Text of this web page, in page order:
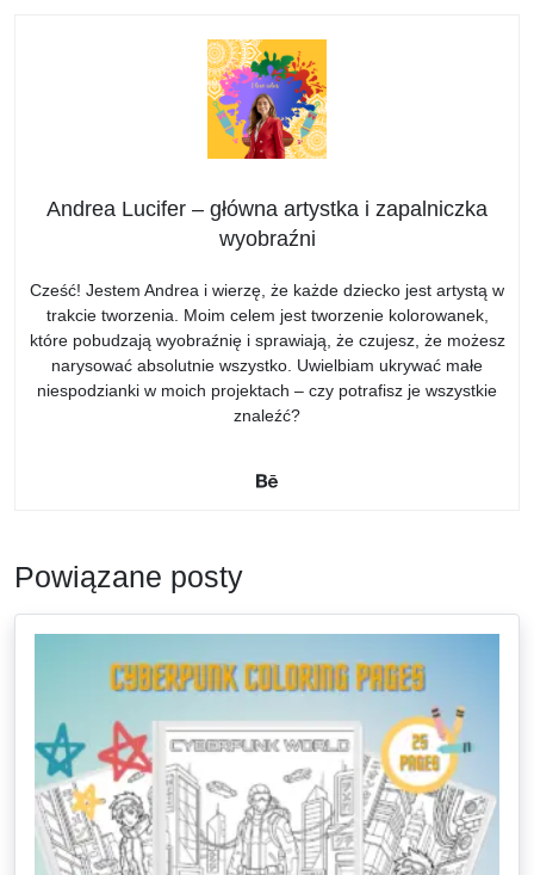
Andrea Lucifer – główna artystka i zapalniczka
wyobraźni
Cześć! Jestem Andrea i wierzę, że każde dziecko jest artystą w
trakcie tworzenia. Moim celem jest tworzenie kolorowanek,
które pobudzają wyobraźnię i sprawiają, że czujesz, że możesz
narysować absolutnie wszystko. Uwielbiam ukrywać małe
niespodzianki w moich projektach – czy potrafisz je wszystkie
znaleźć?
Powiązane posty